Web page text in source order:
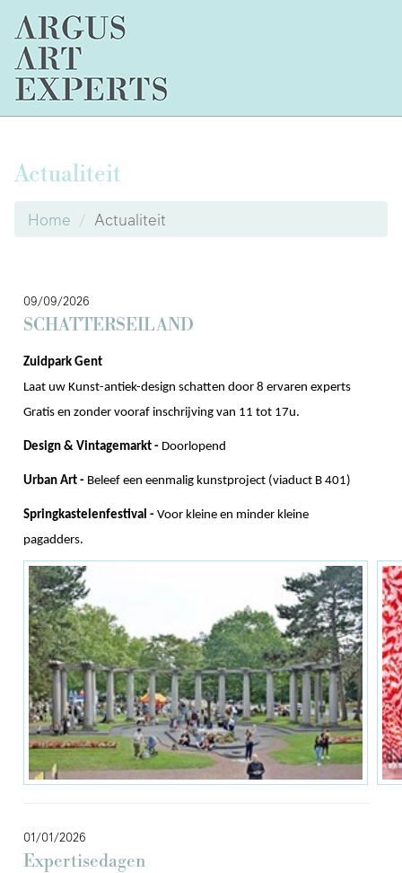
Actualiteit
Home Actualiteit
09/09/2026
SCHATTERSEILAND
Zuidpark Gent
Laat uw Kunst-antiek-design schatten door 8 ervaren experts
Gratis en zonder vooraf inschrijving van 11 tot 17u.
Design & Vintagemarkt - Doorlopend
Urban Art - Beleef een eenmalig kunstproject (viaduct B 401)
Springkastelenfestival - Voor kleine en minder kleine
pagadders.
01/01/2026
Expertisedagen